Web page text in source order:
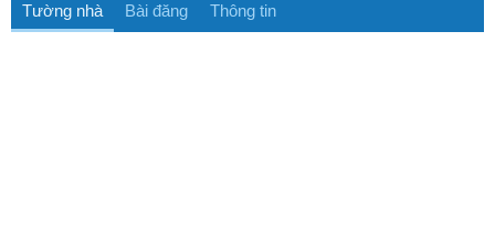
Tường nhà Bài đăng Thông tin